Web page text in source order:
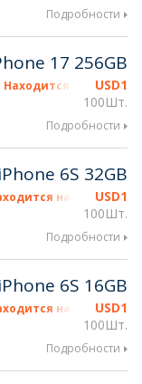
Подробности
17 256GB
USD1
100Шт.
Находится на gsmX
Подробности
iPhone 6S 32GB
USD1
100Шт.
на gsmX Hong
Подробности
iPhone 6S 16GB
USD1
100Шт.
на gsmX Hong
Подробности